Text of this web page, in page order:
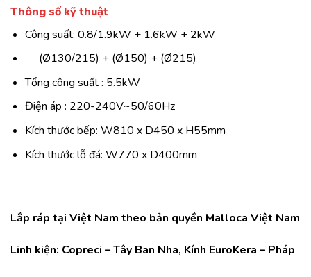
Thông số kỹ thuật
Công suất: 0.8/1.9kW + 1.6kW + 2kW
(Ø130/215) + (Ø150) + (Ø215)
Tổng công suất : 5.5kW
Điện áp : 220-240V~50/60Hz
Kích thước bếp: W810 x D450 x H55mm
Kích thước lỗ đá: W770 x D400mm
Lắp ráp tại Việt Nam theo bản quyền Malloca Việt Nam
Linh kiện: Copreci – Tây Ban Nha, Kính EuroKera – Pháp